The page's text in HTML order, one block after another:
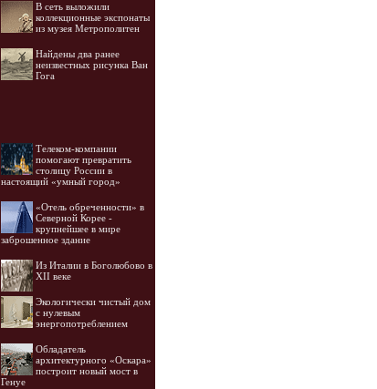
В сеть выложили
коллекционные экспонаты
из музея Метрополитен
Найдены два ранее
неизвестных рисунка Ван
Гога
Телеком-компании
помогают превратить
столицу России в
настоящий «умный город»
«Отель обреченности» в
Северной Корее -
крупнейшее в мире
заброшенное здание
Из Италии в Боголюбово в
XII веке
Экологически чистый дом
с нулевым
энергопотреблением
Обладатель
архитектурного «Оскара»
построит новый мост в
Генуе